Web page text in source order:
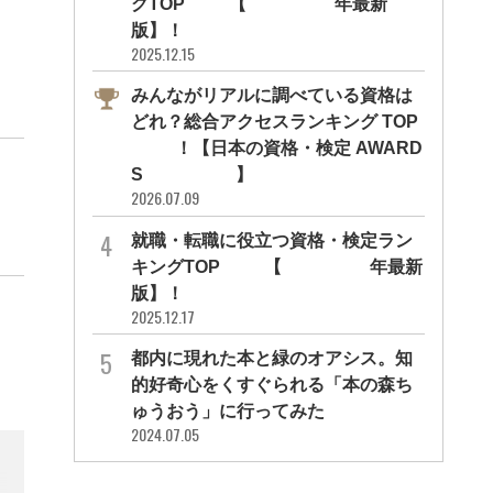
版】！
2025.12.15
みんながリアルに調べている資格は
どれ？総合アクセスランキング TOP
10！【日本の資格・検定 AWARD
S 2026】
2026.07.09
就職・転職に役立つ資格・検定ラン
キングTOP30【2026年最新
版】！
2025.12.17
都内に現れた本と緑のオアシス。知
的好奇心をくすぐられる「本の森ち
ゅうおう」に行ってみた
2024.07.05